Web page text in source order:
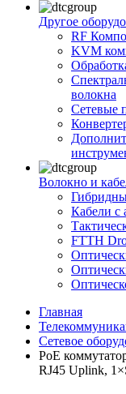
Другое
RF
KVM
волокна
Сетевые
Волокно и
Кабели с
FTTH
Главная
Сетевое
PoE
RJ45 Uplink,